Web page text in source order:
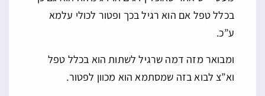
בכלל טפל אם הוא רגיל בכך ופטור לכולי עלמא
ע”כ.
ומבואר מזה דמה שרגיל לשתות הוא בכלל טפל
וא”צ לבוא בזה שמסתמא הוא מכוון לפטור.